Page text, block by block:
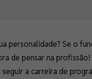
personalidade? Se o
de pensar na profissão!
a carreira de